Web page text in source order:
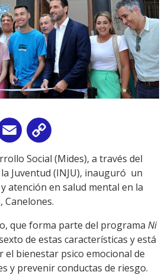
Email
Link
Social (Mides), a través del
Juventud (INJU), inauguró un
atención en salud mental en la
Canelones.
que forma parte del programa Ni
de estas características y está
el bienestar psico emocional de
y prevenir conductas de riesgo.